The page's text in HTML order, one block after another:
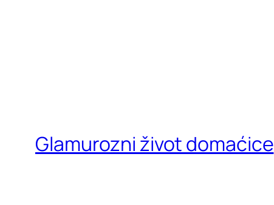
Glamurozni život domaćice